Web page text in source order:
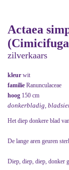
Actaea
zilverkaars
kleur wit
familie Ranunculaceae
hoog 150 cm
donkerbladig,
Het diep donkere blad
De lange aren geuren
Diep, diep, diep, donker